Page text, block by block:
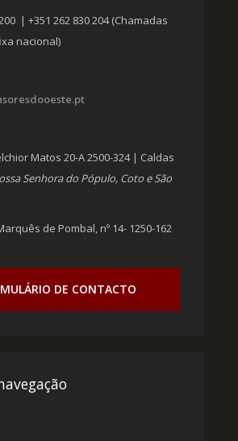
| +351 262 830 204 (Chamadas
nacional)
Matos 20-A 2500-324 | Caldas
Senhora do Pópulo, Coto e São
de Pombal, nº 14- 1250-162
DE CONTACTO